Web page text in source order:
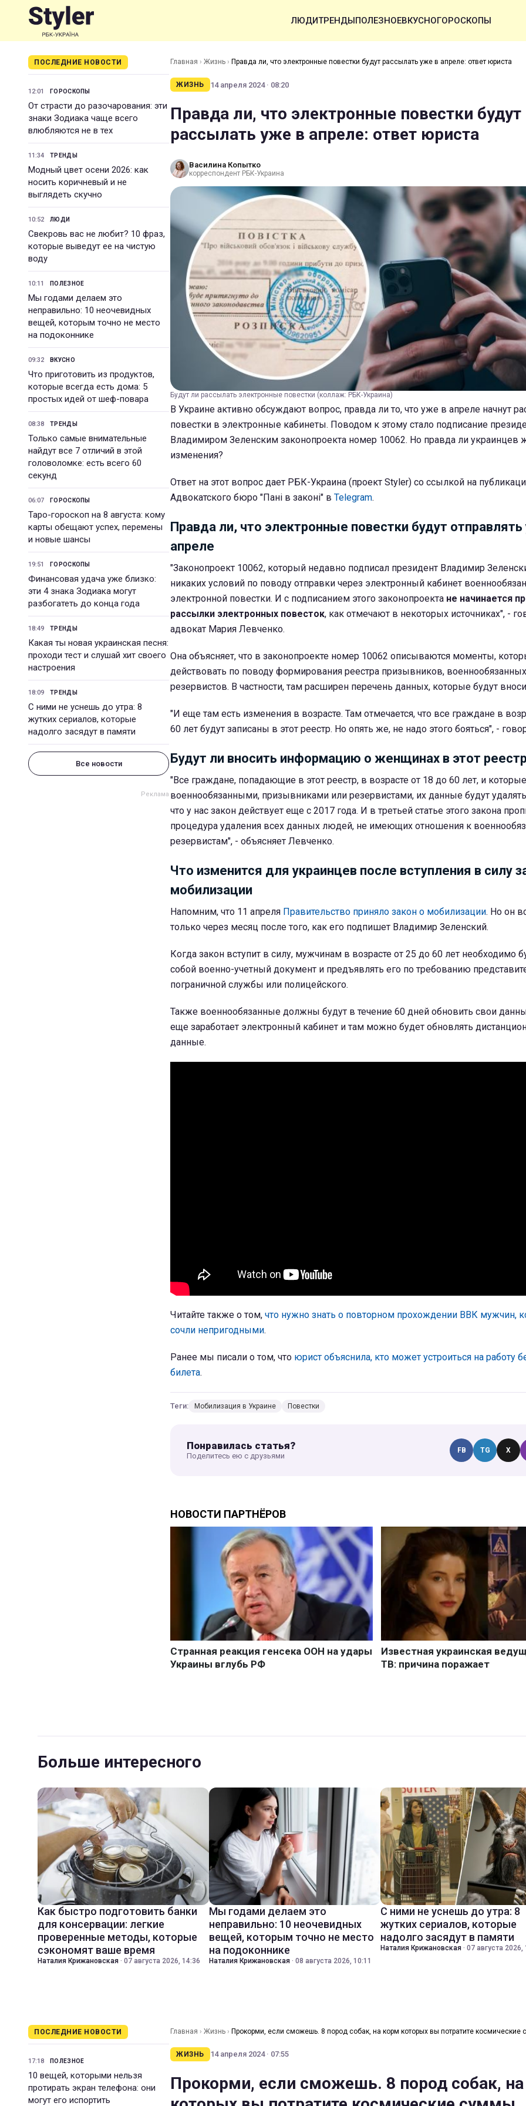
ЛЮДИТРЕНДЫПОЛЕЗНОЕВКУСНОГОРОСКОПЫ
ПОСЛЕДНИЕ НОВОСТИ
12:01 ГОРОСКОПЫ
От страсти до разочарования: эти
знаки Зодиака чаще всего
влюбляются не в тех
11:34 ТРЕНДЫ
Модный цвет осени 2026: как
носить коричневый и не
выглядеть скучно
10:52 ЛЮДИ
Свекровь вас не любит? 10 фраз,
которые выведут ее на чистую
воду
10:11 ПОЛЕЗНОЕ
Мы годами делаем это
неправильно: 10 неочевидных
вещей, которым точно не место
на подоконнике
09:32 ВКУСНО
Что приготовить из продуктов,
которые всегда есть дома: 5
простых идей от шеф-повара
08:38 ТРЕНДЫ
Только самые внимательные
найдут все 7 отличий в этой
головоломке: есть всего 60
секунд
06:07 ГОРОСКОПЫ
Таро-гороскоп на 8 августа: кому
карты обещают успех, перемены
и новые шансы
19:51 ГОРОСКОПЫ
Финансовая удача уже близко:
эти 4 знака Зодиака могут
разбогатеть до конца года
18:49 ТРЕНДЫ
Какая ты новая украинская песня:
проходи тест и слушай хит своего
настроения
18:09 ТРЕНДЫ
С ними не уснешь до утра: 8
жутких сериалов, которые
надолго засядут в памяти
Все новости
Главная › Жизнь › Правда ли, что электронные повестки будут рассылать уже в апреле: ответ юриста
ЖИЗНЬ 14 апреля 2024 · 08:20
Правда ли, что электронные повестки будут
рассылать уже в апреле: ответ юриста
Василина Копытко
корреспондент РБК-Украина
Будут ли рассылать электронные повестки (коллаж: РБК-Украина)
В Украине активно обсуждают вопрос, правда ли то, что уже в апреле начнут
повестки в электронные кабинеты. Поводом к этому стало подписание
Владимиром Зеленским законопроекта номер 10062. Но правда ли украинцев
изменения?
Ответ на этот вопрос дает РБК-Украина (проект Styler) со ссылкой на
Адвокатского бюро "Пані в законі" в Telegram.
Правда ли, что электронные повестки будут
апреле
"Законопроект 10062, который недавно подписал президент Владимир
никаких условий по поводу отправки через электронный кабинет
электронной повестки. И с подписанием этого законопроекта не начинается
рассылки электронных повесток, как отмечают в некоторых источниках", -
адвокат Мария Левченко.
Она объясняет, что в законопроекте номер 10062 описываются моменты,
действовать по поводу формирования реестра призывников,
резервистов. В частности, там расширен перечень данных, которые будут
"И еще там есть изменения в возрасте. Там отмечается, что все граждане в
60 лет будут записаны в этот реестр. Но опять же, не надо этого бояться", -
Будут ли вносить информацию о женщинах в этот реестр
"Все граждане, попадающие в этот реестр, в возрасте от 18 до 60 лет, и
военнообязанными, призывниками или резервистами, их данные будут
что у нас закон действует еще с 2017 года. И в третьей статье этого закона
процедура удаления всех данных людей, не имеющих отношения к
резервистам", - объясняет Левченко.
Что изменится для украинцев после вступления в силу
мобилизации
Напомним, что 11 апреля Правительство приняло закон о мобилизации. Но он
только через месяц после того, как его подпишет Владимир Зеленский.
Когда закон вступит в силу, мужчинам в возрасте от 25 до 60 лет необходимо
собой военно-учетный документ и предъявлять его по требованию
пограничной службы или полицейского.
Также военнообязанные должны будут в течение 60 дней обновить свои
еще заработает электронный кабинет и там можно будет обновлять
данные.
Читайте также о том, что нужно знать о повторном прохождении ВВК мужчин,
сочли непригодными.
Ранее мы писали о том, что юрист объяснила, кто может устроиться на работу
билета.
Теги: Мобилизация в Украине Повестки
Понравилась статья?
Поделитесь ею с друзьями
FB TG X
Больше интересного
Как быстро подготовить банки
для консервации: легкие
проверенные методы, которые
сэкономят ваше время
Наталия Крижановская · 07 августа 2026, 14:36
Мы годами делаем это
неправильно: 10 неочевидных
вещей, которым точно не место
на подоконнике
Наталия Крижановская · 08 августа 2026, 10:11
С ними не уснешь до утра: 8
жутких сериалов, которые
надолго засядут в памяти
Наталия Крижановская · 07 августа 2026,
ПОСЛЕДНИЕ НОВОСТИ
17:18 ПОЛЕЗНОЕ
10 вещей, которыми нельзя
протирать экран телефона: они
могут его испортить
Главная › Жизнь › Прокорми, если сможешь. 8 пород собак, на корм которых вы потратите космические
ЖИЗНЬ 14 апреля 2024 · 07:55
Прокорми, если сможешь. 8 пород собак,